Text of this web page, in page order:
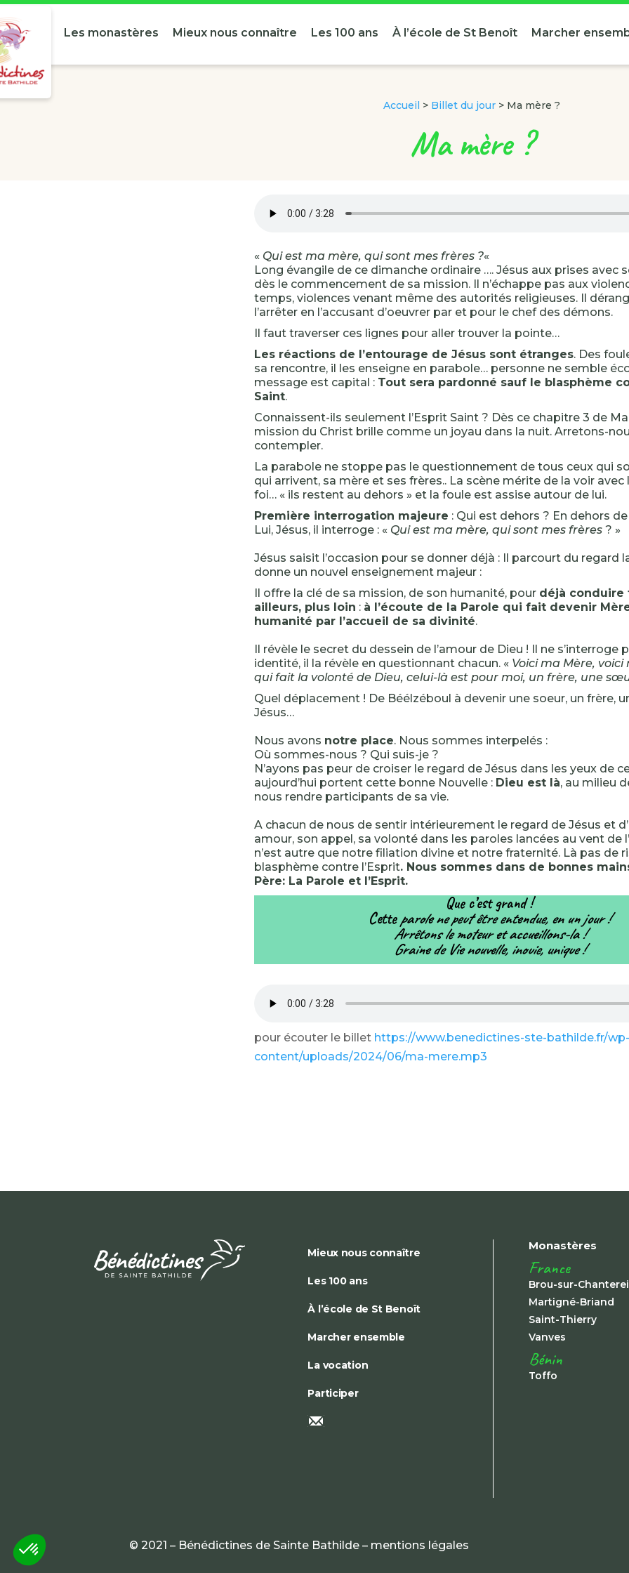
Les monastères Mieux nous connaître Les 100 ans À l’école de St Benoît Marcher
Accueil > Billet du jour > Ma mère ?
Ma mère ?
« Qui est ma mère, qui sont mes frères ?«
Long évangile de ce dimanche ordinaire …. Jésus aux prises avec
dès le commencement de sa mission. Il n’échappe pas aux
temps, violences venant même des autorités religieuses. Il
l’arrêter en l’accusant d’oeuvrer par et pour le chef des démons.
Il faut traverser ces lignes pour aller trouver la pointe…
Les réactions de l’entourage de Jésus sont étranges. Des
sa rencontre, il les enseigne en parabole… personne ne semble
message est capital : Tout sera pardonné sauf le blasphème
Saint.
Connaissent-ils seulement l’Esprit Saint ? Dès ce chapitre 3 de
mission du Christ brille comme un joyau dans la nuit. Arretons-
contempler.
La parabole ne stoppe pas le questionnement de tous ceux qui
qui arrivent, sa mère et ses frères.. La scène mérite de la voir avec
foi… « ils restent au dehors » et la foule est assise autour de lui.
Première interrogation majeure : Qui est dehors ? En dehors
Lui, Jésus, il interroge : « Qui est ma mère, qui sont mes frères ? »
Jésus saisit l’occasion pour se donner déjà : Il parcourt du regard
donne un nouvel enseignement majeur :
Il offre la clé de sa mission, de son humanité, pour déjà conduire
ailleurs, plus loin : à l’écoute de la Parole qui fait devenir
humanité par l’accueil de sa divinité.
Il révèle le secret du dessein de l’amour de Dieu ! Il ne s’interroge
identité, il la révèle en questionnant chacun. « Voici ma Mère, voici
qui fait la volonté de Dieu, celui-là est pour moi, un frère, une
Quel déplacement ! De Béélzéboul à devenir une soeur, un frère,
Jésus…
Nous avons notre place. Nous sommes interpelés :
Où sommes-nous ? Qui suis-je ?
N’ayons pas peur de croiser le regard de Jésus dans les yeux de
aujourd’hui portent cette bonne Nouvelle : Dieu est là, au milieu
nous rendre participants de sa vie.
A chacun de nous de sentir intérieurement le regard de Jésus et
amour, son appel, sa volonté dans les paroles lancées au vent de
n’est autre que notre filiation divine et notre fraternité. Là pas de
blasphème contre l’Esprit. Nous sommes dans de bonnes
Père: La Parole et l’Esprit.
Que c’est grand !
Cetteparole ne peut être entendue, en un jour !
Arrêtons le moteur et accueillons-la !
Graine de Vie nouvelle, inouie, unique !
pour écouter le billet https://www.benedictines-ste-bathilde.fr/wp-
content/uploads/2024/06/ma-mere.mp3
Mieux nous connaître
Les 100 ans
À l’école de St Benoît
Marcher ensemble
La vocation
Participer
Monastères
France
Brou-sur-
Martigné-Briand
Saint-Thierry
Vanves
Bénin
Toffo
© 2021 – Bénédictines de Sainte Bathilde – mentions légales